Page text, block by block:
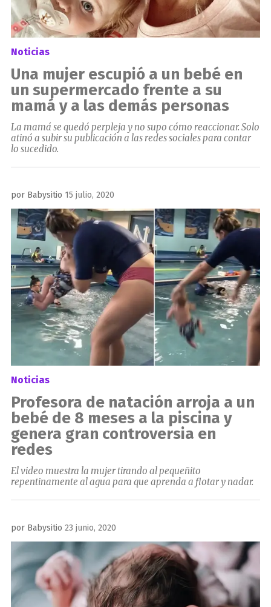
Noticias
Una mujer escupió a un bebé en
un supermercado frente a su
mamá y a las demás personas
La mamá se quedó perpleja y no supo cómo reaccionar. Solo
atinó a subir su publicación a las redes sociales para contar
lo sucedido.
por Babysitio Publicado
el
15 julio, 2020
Noticias
Profesora de natación arroja a un
bebé de 8 meses a la piscina y
genera gran controversia en
redes
El video muestra la mujer tirando al pequeñito
repentinamente al agua para que aprenda a flotar y nadar.
por Babysitio Publicado
el
23 junio, 2020